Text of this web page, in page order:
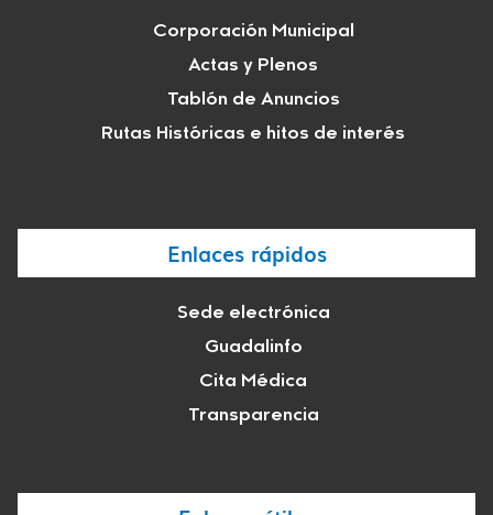
Corporación Municipal
Actas y Plenos
Tablón de Anuncios
Rutas Históricas e hitos de interés
Enlaces rápidos
Sede electrónica
Guadalinfo
Cita Médica
Transparencia